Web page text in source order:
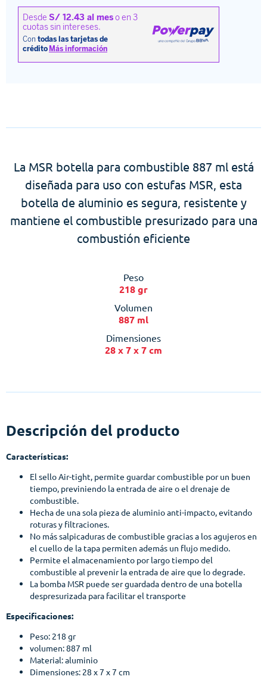
La MSR botella para combustible 887 ml está
diseñada para uso con estufas MSR, esta
botella de aluminio es segura, resistente y
mantiene el combustible presurizado para una
combustión eficiente
Peso
218 gr
Volumen
887 ml
Dimensiones
28 x 7 x 7 cm
Descripción del producto
Características:
El sello Air-tight, permite guardar combustible por un buen
tiempo, previniendo la entrada de aire o el drenaje de
combustible.
Hecha de una sola pieza de aluminio anti-impacto, evitando
roturas y filtraciones.
No más salpicaduras de combustible gracias a los agujeros en
el cuello de la tapa permiten además un flujo medido.
Permite el almacenamiento por largo tiempo del
combustible al prevenir la entrada de aire que lo degrade.
La bomba MSR puede ser guardada dentro de una botella
despresurizada para facilitar el transporte
Especificaciones:
Peso: 218 gr
volumen: 887 ml
Material: aluminio
Dimensiones: 28 x 7 x 7 cm